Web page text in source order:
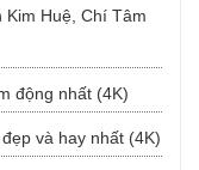
Huệ, Chí Tâm
động nhất (4K)
và hay nhất (4K)